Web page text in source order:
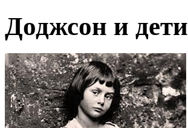
Доджсон и дети